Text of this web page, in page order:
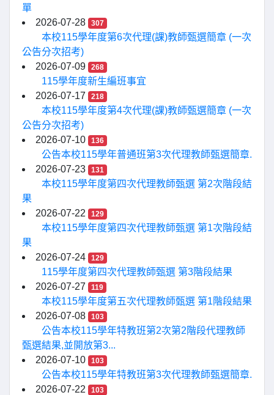
單
2026-07-28
307
本校115學年度第6次代理(課)教師甄選簡章 (一次
公告分次招考)
2026-07-09
268
115學年度新生編班事宜
2026-07-17
218
本校115學年度第4次代理(課)教師甄選簡章 (一次
公告分次招考)
2026-07-10
136
公告本校115學年普通班第3次代理教師甄選簡章.
2026-07-23
131
本校115學年度第四次代理教師甄選 第2次階段結
果
2026-07-22
129
本校115學年度第四次代理教師甄選 第1次階段結
果
2026-07-24
129
115學年度第四次代理教師甄選 第3階段結果
2026-07-27
119
本校115學年度第五次代理教師甄選 第1階段結果
2026-07-08
103
公告本校115學年特教班第2次第2階段代理教師
甄選結果,並開放第3...
2026-07-10
103
公告本校115學年特教班第3次代理教師甄選簡章.
2026-07-22
103